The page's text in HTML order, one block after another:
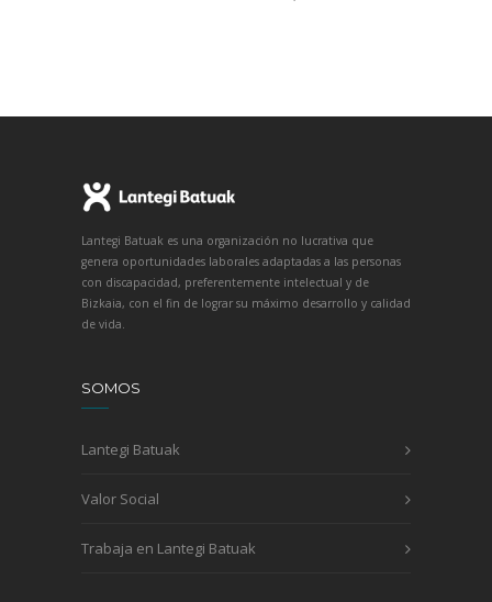
Lantegi Batuak es una organización no lucrativa que
genera oportunidades laborales adaptadas a las personas
con discapacidad, preferentemente intelectual y de
Bizkaia, con el fin de lograr su máximo desarrollo y calidad
de vida.
SOMOS
Lantegi Batuak
Valor Social
Trabaja en Lantegi Batuak